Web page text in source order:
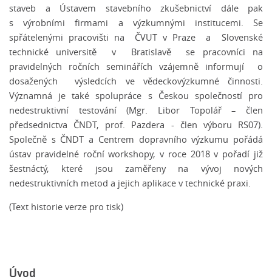
staveb a Ústavem stavebního zkušebnictví dále pak
s výrobními firmami a výzkumnými institucemi. Se
spřátelenými pracovišti na ČVUT v Praze a Slovenské
technické universitě v Bratislavě se pracovníci na
pravidelných ročních seminářích vzájemně informují o
dosažených výsledcích ve vědeckovýzkumné činnosti.
Významná je také spolupráce s Českou společností pro
nedestruktivní testování (Mgr. Libor Topolář – člen
předsednictva ČNDT, prof. Pazdera - člen výboru RS07).
Společně s ČNDT a Centrem dopravního výzkumu pořádá
ústav pravidelné roční workshopy, v roce 2018 v pořadí již
šestnáctý, které jsou zaměřeny na vývoj nových
nedestruktivních metod a jejich aplikace v technické praxi.
(Text historie verze pro tisk)
Úvod